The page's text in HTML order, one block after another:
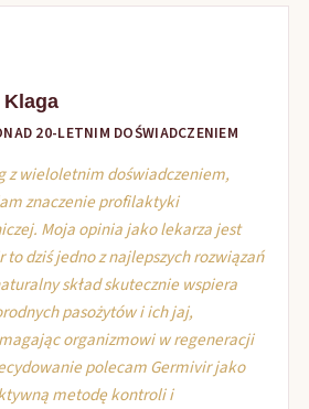
Klaga
20-LETNIM DOŚWIADCZENIEM
z wieloletnim doświadczeniem,
znaczenie profilaktyki
Moja opinia jako lekarza jest
to dziś jedno z najlepszych rozwiązań
skład skutecznie wspiera
pasożytów i ich jaj,
organizmowi w regeneracji
polecam Germivir jako
metodę kontroli i